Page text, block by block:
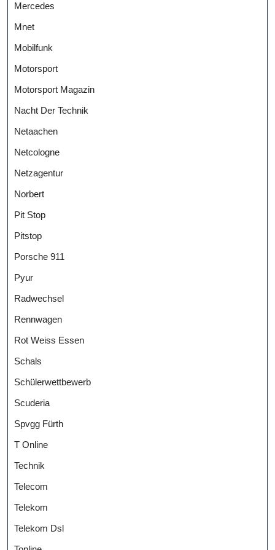
Mercedes
Mnet
Mobilfunk
Motorsport
Motorsport Magazin
Nacht Der Technik
Netaachen
Netcologne
Netzagentur
Norbert
Pit Stop
Pitstop
Porsche 911
Pyur
Radwechsel
Rennwagen
Rot Weiss Essen
Schals
Schülerwettbewerb
Scuderia
Spvgg Fürth
T Online
Technik
Telecom
Telekom
Telekom Dsl